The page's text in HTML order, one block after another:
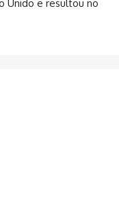
Unido e resultou no